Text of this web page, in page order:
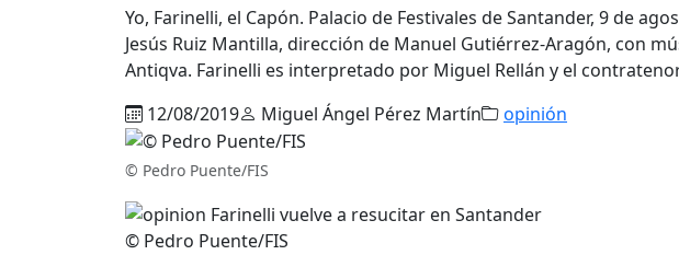
Yo, Farinelli, el Capón. Palacio de Festivales de Santander, 9 de
Jesús Ruiz Mantilla, dirección de Manuel Gutiérrez-Aragón, con
Antiqva. Farinelli es interpretado por Miguel Rellán y el
12/08/2019
Miguel Ángel Pérez Martín opinión
© Pedro Puente/FIS
© Pedro Puente/FIS